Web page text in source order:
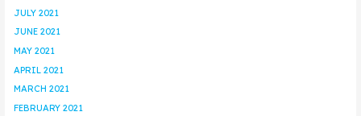
JULY 2021
JUNE 2021
MAY 2021
APRIL 2021
MARCH 2021
FEBRUARY 2021